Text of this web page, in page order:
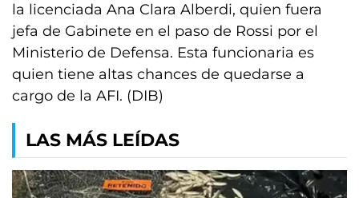
la licenciada Ana Clara Alberdi, quien fuera
jefa de Gabinete en el paso de Rossi por el
Ministerio de Defensa. Esta funcionaria es
quien tiene altas chances de quedarse a
cargo de la AFI. (DIB)
LAS MÁS LEÍDAS